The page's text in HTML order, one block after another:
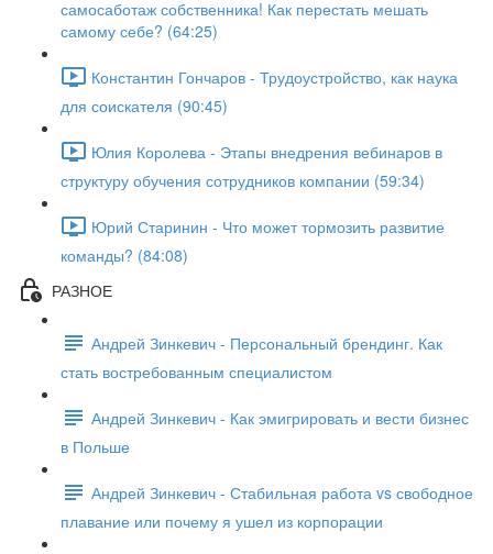
самосаботаж собственника! Как перестать мешать
самому себе? (64:25)
Константин Гончаров - Трудоустройство, как наука
для соискателя (90:45)
Юлия Королева - Этапы внедрения вебинаров в
структуру обучения сотрудников компании (59:34)
Юрий Старинин - Что может тормозить развитие
команды? (84:08)
РАЗНОЕ
Андрей Зинкевич - Персональный брендинг. Как
стать востребованным специалистом
Андрей Зинкевич - Как эмигрировать и вести бизнес
в Польше
Андрей Зинкевич - Стабильная работа vs свободное
плавание или почему я ушел из корпорации